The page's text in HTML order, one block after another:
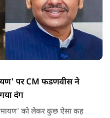
पर CM फडणवीस ने
दंग
को लेकर कुछ ऐसा कह